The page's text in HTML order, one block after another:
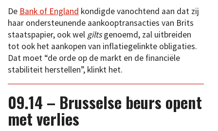
De Bank of England kondigde vanochtend aan dat zij
haar ondersteunende aankooptransacties van Brits
staatspapier, ook wel giltsgenoemd, zal uitbreiden
tot ook het aankopen van inflatiegelinkte obligaties.
Dat moet “de orde op de markt en de financiële
stabiliteit herstellen”, klinkt het.
09.14 – Brusselse beurs opent
met verlies